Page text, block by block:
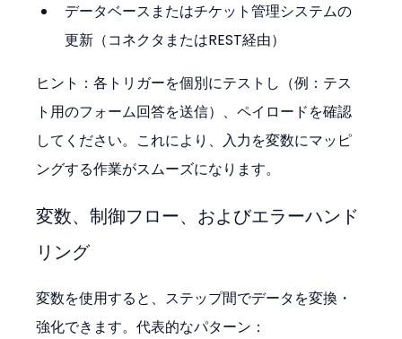
データベースまたはチケット管理システムの
更新（コネクタまたはREST経由）
ヒント：各トリガーを個別にテストし（例：テス
ト用のフォーム回答を送信）、ペイロードを確認
してください。これにより、入力を変数にマッピ
ングする作業がスムーズになります。
変数、制御フロー、およびエラーハンド
リング
変数を使用すると、ステップ間でデータを変換・
強化できます。代表的なパターン：